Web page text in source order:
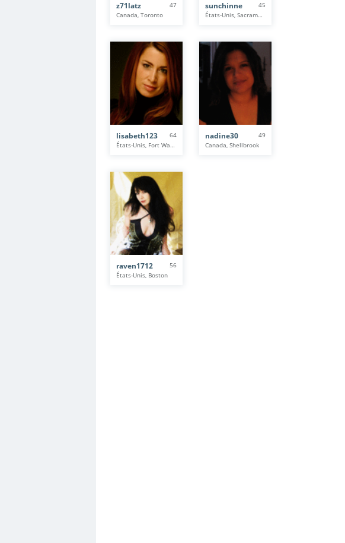
z71latz
47
Canada, Toronto
sunchinne
45
États-Unis, Sacramento
lisabeth123
64
États-Unis, Fort Washington
nadine30
49
Canada, Shellbrook
raven1712
56
États-Unis, Boston